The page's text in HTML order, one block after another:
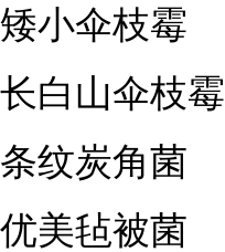
矮小伞枝霉
长白山伞枝霉
条纹炭角菌
优美毡被菌